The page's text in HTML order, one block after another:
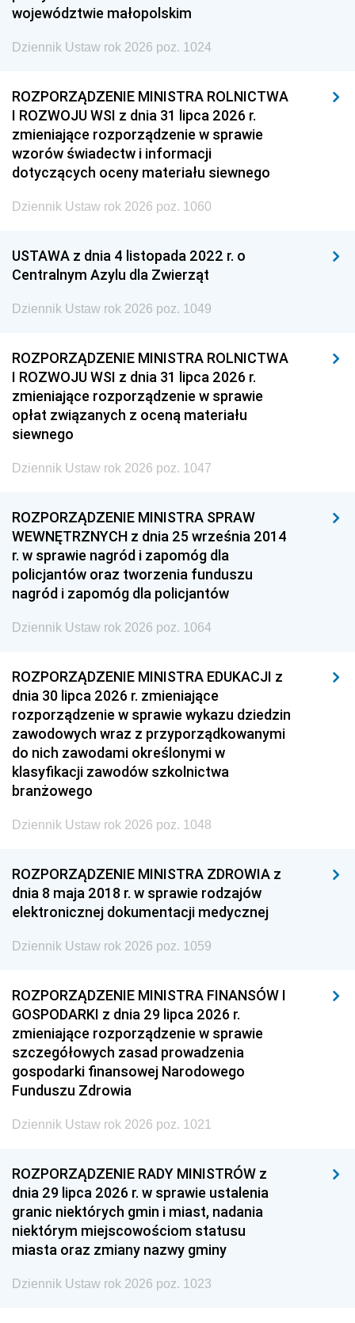
województwie małopolskim
Dziennik Ustaw rok 2026 poz. 1024
ROZPORZĄDZENIE MINISTRA ROLNICTWA
I ROZWOJU WSI z dnia 31 lipca 2026 r.
zmieniające rozporządzenie w sprawie
wzorów świadectw i informacji
dotyczących oceny materiału siewnego
Dziennik Ustaw rok 2026 poz. 1060
USTAWA z dnia 4 listopada 2022 r. o
Centralnym Azylu dla Zwierząt
Dziennik Ustaw rok 2026 poz. 1049
ROZPORZĄDZENIE MINISTRA ROLNICTWA
I ROZWOJU WSI z dnia 31 lipca 2026 r.
zmieniające rozporządzenie w sprawie
opłat związanych z oceną materiału
siewnego
Dziennik Ustaw rok 2026 poz. 1047
ROZPORZĄDZENIE MINISTRA SPRAW
WEWNĘTRZNYCH z dnia 25 września 2014
r. w sprawie nagród i zapomóg dla
policjantów oraz tworzenia funduszu
nagród i zapomóg dla policjantów
Dziennik Ustaw rok 2026 poz. 1064
ROZPORZĄDZENIE MINISTRA EDUKACJI z
dnia 30 lipca 2026 r. zmieniające
rozporządzenie w sprawie wykazu dziedzin
zawodowych wraz z przyporządkowanymi
do nich zawodami określonymi w
klasyfikacji zawodów szkolnictwa
branżowego
Dziennik Ustaw rok 2026 poz. 1048
ROZPORZĄDZENIE MINISTRA ZDROWIA z
dnia 8 maja 2018 r. w sprawie rodzajów
elektronicznej dokumentacji medycznej
Dziennik Ustaw rok 2026 poz. 1059
ROZPORZĄDZENIE MINISTRA FINANSÓW I
GOSPODARKI z dnia 29 lipca 2026 r.
zmieniające rozporządzenie w sprawie
szczegółowych zasad prowadzenia
gospodarki finansowej Narodowego
Funduszu Zdrowia
Dziennik Ustaw rok 2026 poz. 1021
ROZPORZĄDZENIE RADY MINISTRÓW z
dnia 29 lipca 2026 r. w sprawie ustalenia
granic niektórych gmin i miast, nadania
niektórym miejscowościom statusu
miasta oraz zmiany nazwy gminy
Dziennik Ustaw rok 2026 poz. 1023